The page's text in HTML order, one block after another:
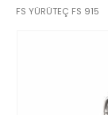
FS YÜRÜTEÇ FS 915